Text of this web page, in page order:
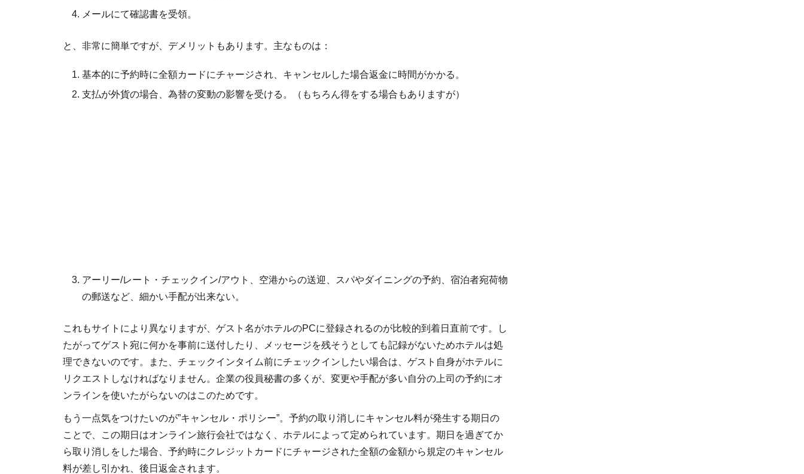
メールにて確認書を受領。
と、非常に簡単ですが、デメリットもあります。主なものは：
基本的に予約時に全額カードにチャージされ、キャンセルした場合返金に時間がかかる。
支払が外貨の場合、為替の変動の影響を受ける。（もちろん得をする場合もありますが）
アーリー/レート・チェックイン/アウト、空港からの送迎、スパやダイニングの予約、宿泊者宛荷物
の郵送など、細かい手配が出来ない。
これもサイトにより異なりますが、ゲスト名がホテルのPCに登録されるのが比較的到着日直前です。し
たがってゲスト宛に何かを事前に送付したり、メッセージを残そうとしても記録がないためホテルは処
理できないのです。また、チェックインタイム前にチェックインしたい場合は、ゲスト自身がホテルに
リクエストしなければなりません。企業の役員秘書の多くが、変更や手配が多い自分の上司の予約にオ
ンラインを使いたがらないのはこのためです。
もう一点気をつけたいのが”キャンセル・ポリシー”。予約の取り消しにキャンセル料が発生する期日の
ことで、この期日はオンライン旅行会社ではなく、ホテルによって定められています。期日を過ぎてか
ら取り消しをした場合、予約時にクレジットカードにチャージされた全額の金額から規定のキャンセル
料が差し引かれ、後日返金されます。